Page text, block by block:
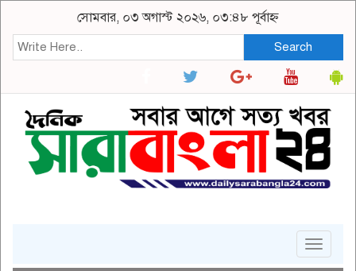
সোমবার, ০৩ অগাস্ট ২০২৬, ০৩:৪৮ পূর্বাহ্ন
Search
Toggle